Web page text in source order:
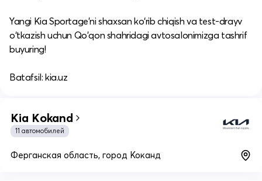
Yangi Kia Sportage'ni shaxsan ko‘rib chiqish va test-drayv
o‘tkazish uchun Qo'qon shahridagi avtosalonimizga tashrif
buyuring!​
Batafsil: kia.uz
Kia Kokand
11 автомобилей
Ферганская область, город Коканд